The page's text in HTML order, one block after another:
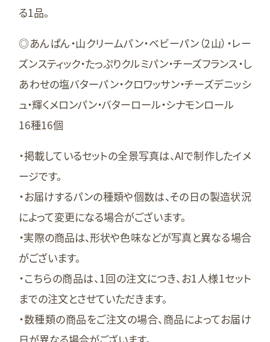
る1品。
◎あんぱん・山クリームパン・ベビーパン（2山）・レー
ズンスティック・たっぷりクルミパン・チーズフランス・し
あわせの塩バターパン・クロワッサン・チーズデニッシ
ュ・輝くメロンパン・バターロール・シナモンロール
16種16個
・掲載しているセットの全景写真は、AIで制作したイメ
ージです。
・お届けするパンの種類や個数は、その日の製造状況
によって変更になる場合がございます。
・実際の商品は、形状や色味などが写真と異なる場合
がございます。
・こちらの商品は、1回の注文につき、お1人様1セット
までの注文とさせていただきます。
・数種類の商品をご注文の場合、商品によってお届け